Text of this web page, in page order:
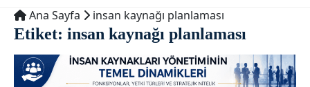
Ana Sayfa insan kaynağı planlaması
Etiket: insan kaynağı planlaması